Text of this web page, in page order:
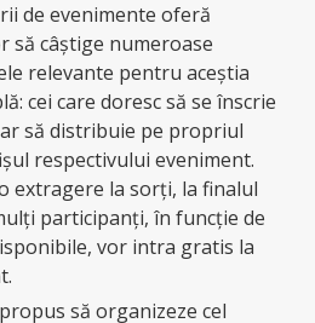
de evenimente oferă
câştige numeroase
relevante pentru aceştia
cei care doresc să se înscrie
să distribuie pe propriul
respectivului eveniment.
extragere la sorţi, la finalul
participanţi, în funcţie de
vor intra gratis la
să organizeze cel